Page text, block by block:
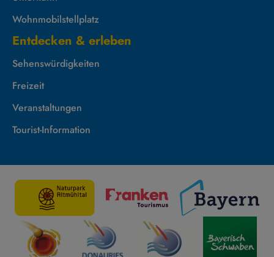
Wohnmobilstellplatz
Entdecken & erleben
Sehenswürdigkeiten
Freizeit
Veranstaltungen
Tourist-Information